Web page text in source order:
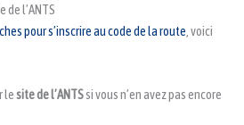
de l’ANTS
pour s’inscrire au code de la route , voici
lesite de l’ANTSsi vous n’en avez pas encore